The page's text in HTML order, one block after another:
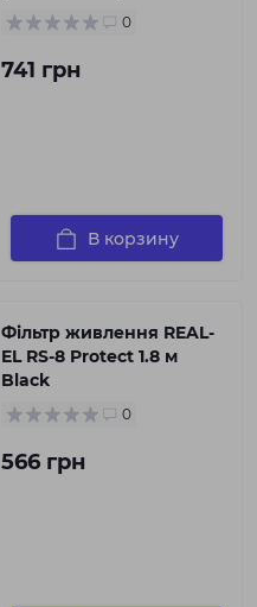
0
741 грн
В корзину
Фільтр живлення REAL-
EL RS-8 Protect 1.8 м
Black
0
566 грн